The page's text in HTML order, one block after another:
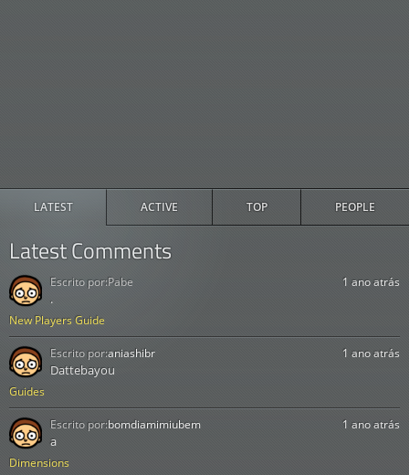
LATEST ACTIVE TOP PEOPLE
Latest Comments
New Players Guide
1 ano atrás
.
Escrito por:Pabe
Guides
1 ano atrás
Dattebayou
Escrito por:aniashibr
Dimensions
1 ano atrás
a
Escrito por:bomdiamimiubem